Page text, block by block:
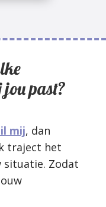
jou past?
mij, dan
traject het
situatie. Zodat